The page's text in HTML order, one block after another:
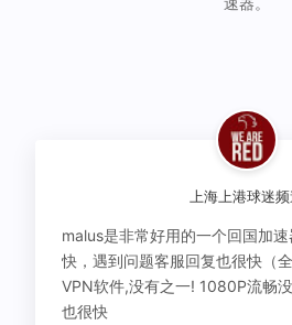
上海上港球迷
malus是非常好用的一个回国加
快，遇到问题客服回复也很快（
VPN软件,没有之一! 1080P流畅
也很快